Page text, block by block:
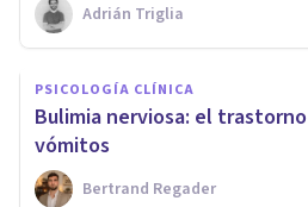
Adrián Triglia
PSICOLOGÍA CLÍNICA
Bulimia nerviosa: el
vómitos
Bertrand Regader